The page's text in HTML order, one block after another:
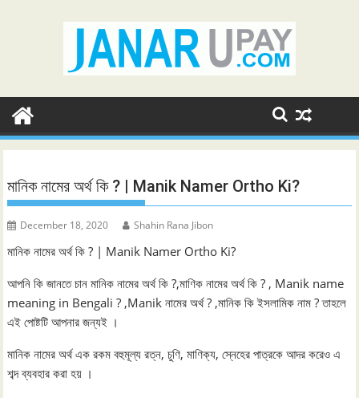
মানিক নামের অর্থ কি ? | Manik Namer Ortho Ki?
December 18, 2020 Shahin Rana Jibon
মানিক নামের অর্থ কি ? | Manik Namer Ortho Ki?
আপনি কি জানতে চান মানিক নামের অর্থ কি ?,মাণিক নামের অর্থ কি ? , Manik name
meaning in Bengali ? ,Manik নামের অর্থ ? ,মানিক কি ইসলামিক নাম ? তাহলে
এই পোষ্টটি আপনার জন্যই ।
মানিক নামের অর্থ এক রকম বহুমূল্য রত্ন, চুণি, মাণিক্য, স্নেহের পাত্রকে আদর করেও এ
শব্দ ব্যবহার করা হয় ।